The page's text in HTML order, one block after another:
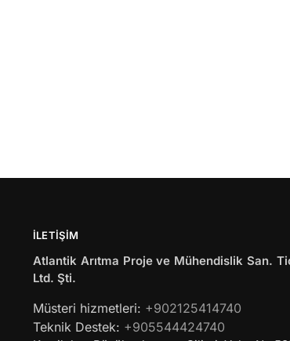
İLETIŞIM
Atlantik Arıtma Proje ve Mühendislik San.
Ltd. Şti.
Müsteri hizmetleri: +902125414740
Teknik Destek: +905544424740